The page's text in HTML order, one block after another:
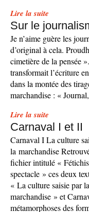
Lire la suite
Sur le
Je n’aime guère les
d’original à cela.
cimetière de la pensée
transformait l’écriture
dans la montée des
marchandise : «
Lire la suite
Carnaval I et II
Carnaval I La culture
la marchandise
fichier intitulé «
spectacle » ces deux
« La culture saisie par la
marchandise » et
métamorphoses des